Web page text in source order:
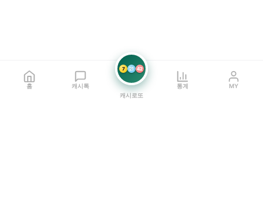
홈 캐시톡
7 21 42
캐시로또
통계 MY